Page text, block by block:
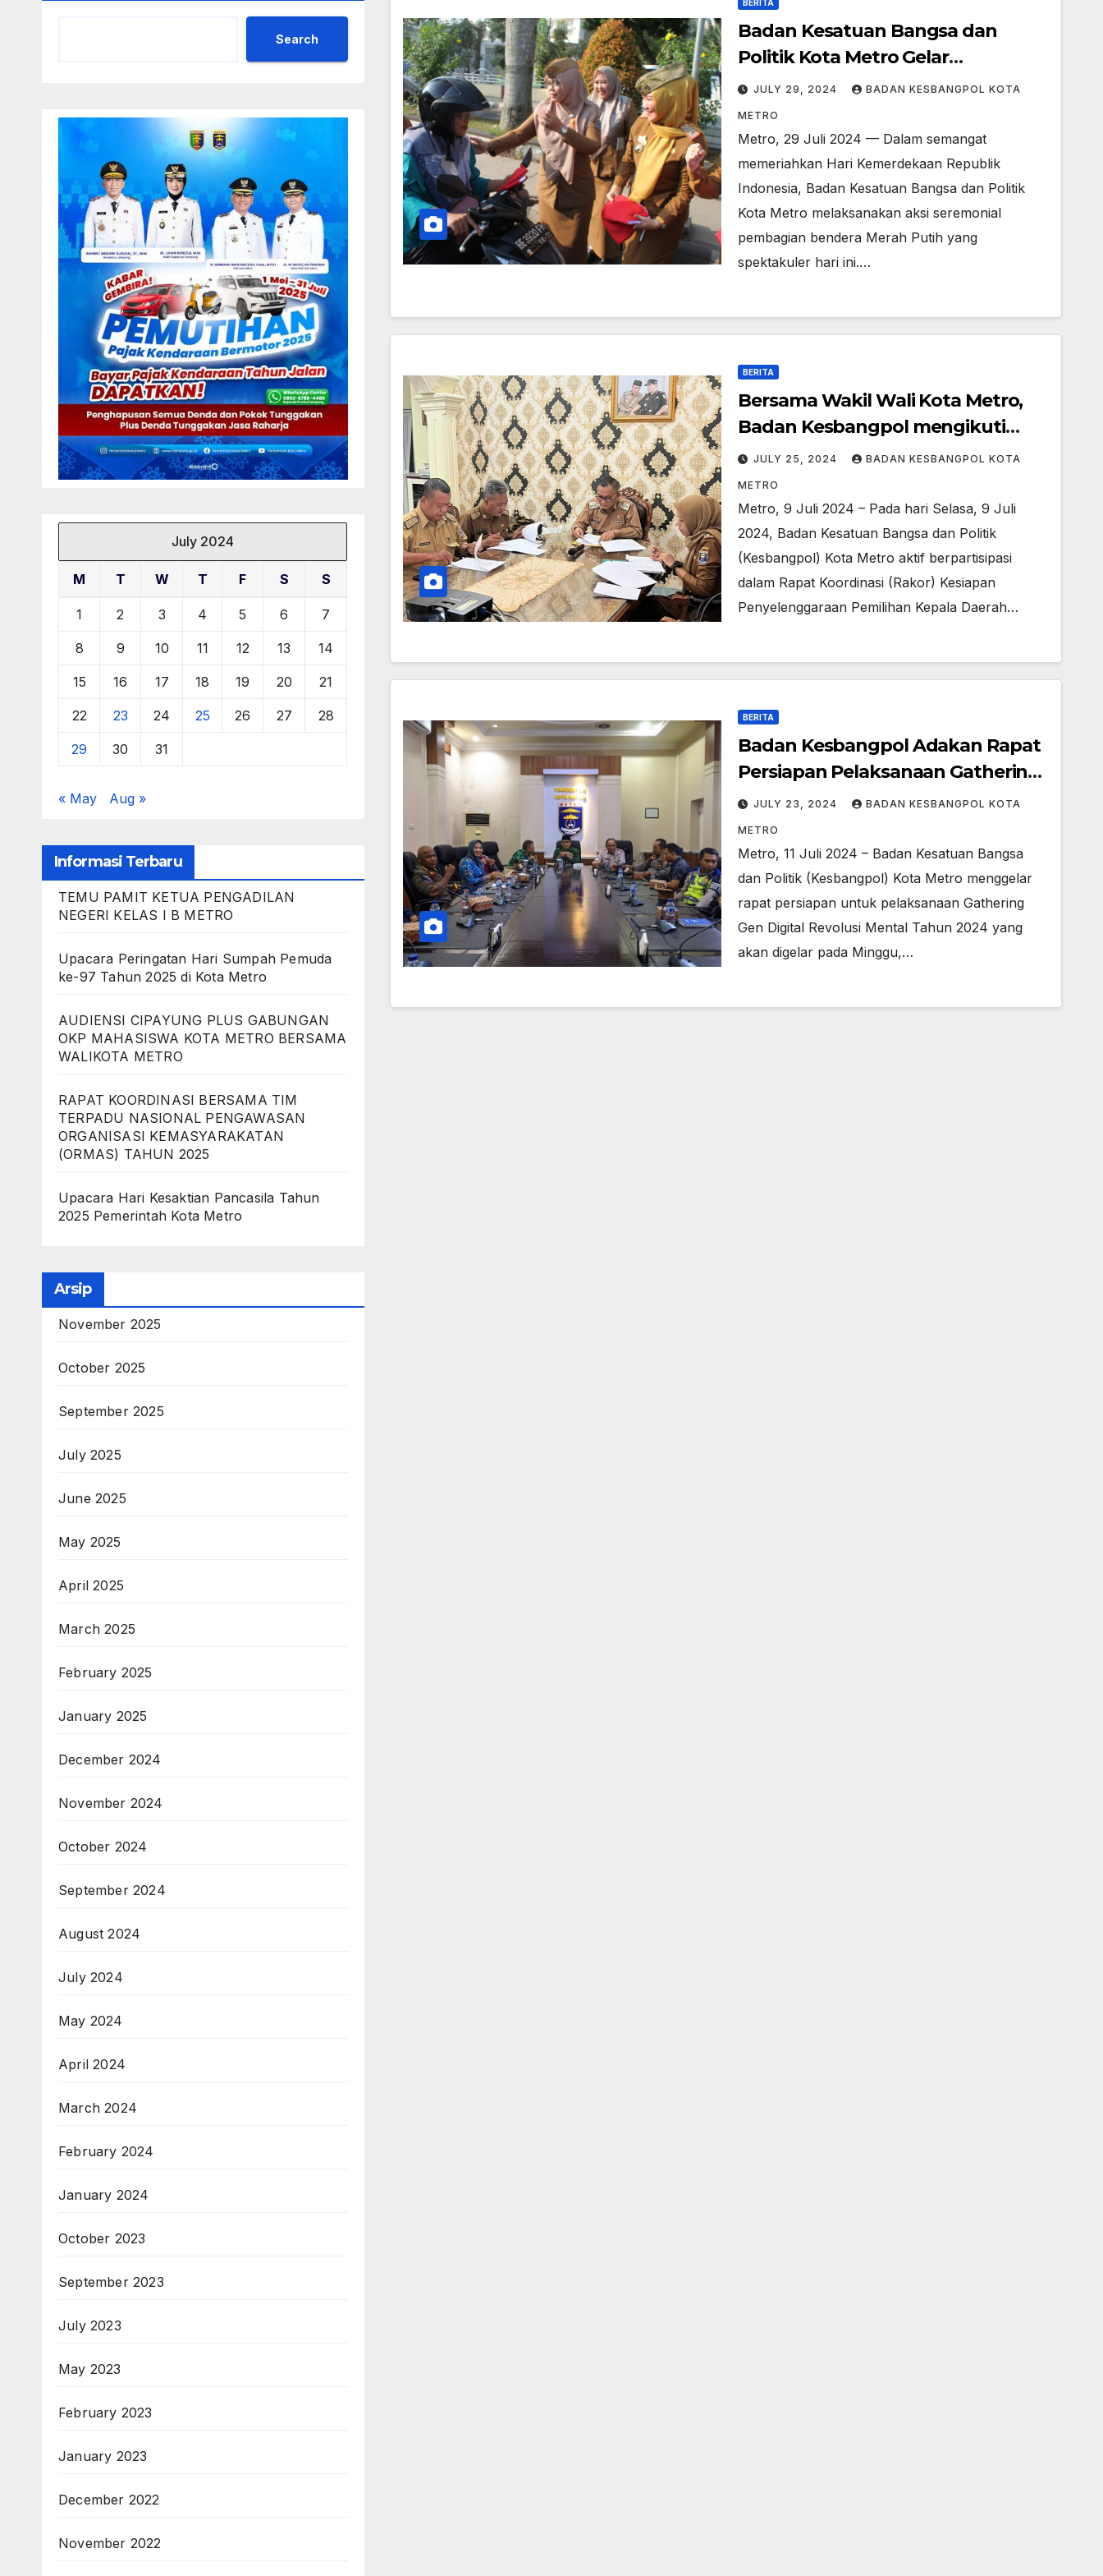
Search
July 2024
M T W T F S S
1 2 3 4 5 6 7
8 9 10 11 12 13 14
15 16 17 18 19 20 21
22 23 24 25 26 27 28
29 30 31
« May Aug »
Informasi Terbaru
TEMU PAMIT KETUA PENGADILAN
NEGERI KELAS I B METRO
Upacara Peringatan Hari Sumpah Pemuda
ke-97 Tahun 2025 di Kota Metro
AUDIENSI CIPAYUNG PLUS GABUNGAN
OKP MAHASISWA KOTA METRO BERSAMA
WALIKOTA METRO
RAPAT KOORDINASI BERSAMA TIM
TERPADU NASIONAL PENGAWASAN
ORGANISASI KEMASYARAKATAN
(ORMAS) TAHUN 2025
Upacara Hari Kesaktian Pancasila Tahun
2025 Pemerintah Kota Metro
Arsip
November 2025
October 2025
September 2025
July 2025
June 2025
May 2025
April 2025
March 2025
February 2025
January 2025
December 2024
November 2024
October 2024
September 2024
August 2024
July 2024
May 2024
April 2024
March 2024
February 2024
January 2024
October 2023
September 2023
July 2023
May 2023
February 2023
January 2023
December 2022
November 2022
BERITA
Badan Kesatuan Bangsa dan
Politik Kota Metro Gelar
Pembagian 10 Juta Bendera Merah
Putih untuk Dukung Gerakan
Nasional
JULY 29, 2024 BADAN KESBANGPOL KOTA
METRO
Metro, 29 Juli 2024 — Dalam semangat
memeriahkan Hari Kemerdekaan Republik
Indonesia, Badan Kesatuan Bangsa dan Politik
Kota Metro melaksanakan aksi seremonial
pembagian bendera Merah Putih yang
spektakuler hari ini.…
BERITA
Bersama Wakil Wali Kota Metro,
Badan Kesbangpol mengikuti
Zoom meting rakor kesiapan
penyelenggaraan pilkada
serentak tahun 2024 wilayah
Sumatra
JULY 25, 2024 BADAN KESBANGPOL KOTA
METRO
Metro, 9 Juli 2024 – Pada hari Selasa, 9 Juli
2024, Badan Kesatuan Bangsa dan Politik
(Kesbangpol) Kota Metro aktif berpartisipasi
dalam Rapat Koordinasi (Rakor) Kesiapan
Penyelenggaraan Pemilihan Kepala Daerah…
BERITA
Badan Kesbangpol Adakan Rapat
Persiapan Pelaksanaan Gathering
Gen Digital Revolusi Mental Tahun
2024 di Kota Metro
JULY 23, 2024 BADAN KESBANGPOL KOTA
METRO
Metro, 11 Juli 2024 – Badan Kesatuan Bangsa
dan Politik (Kesbangpol) Kota Metro menggelar
rapat persiapan untuk pelaksanaan Gathering
Gen Digital Revolusi Mental Tahun 2024 yang
akan digelar pada Minggu,…